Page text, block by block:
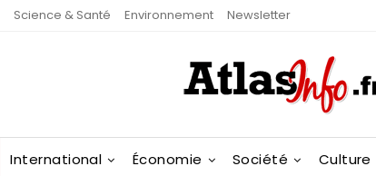
Science & Santé Environnement Newsletter
International Économie Société Culture